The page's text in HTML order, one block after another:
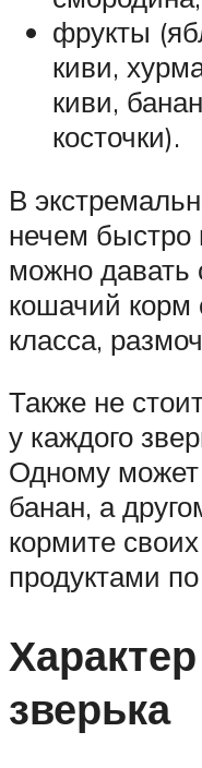
фрукты
киви,
киви,
косточки).
В
нечем быстро
можно давать
кошачий корм
класса,
Также не
у каждого
Одному может
банан, а
кормите
продуктами
зверька